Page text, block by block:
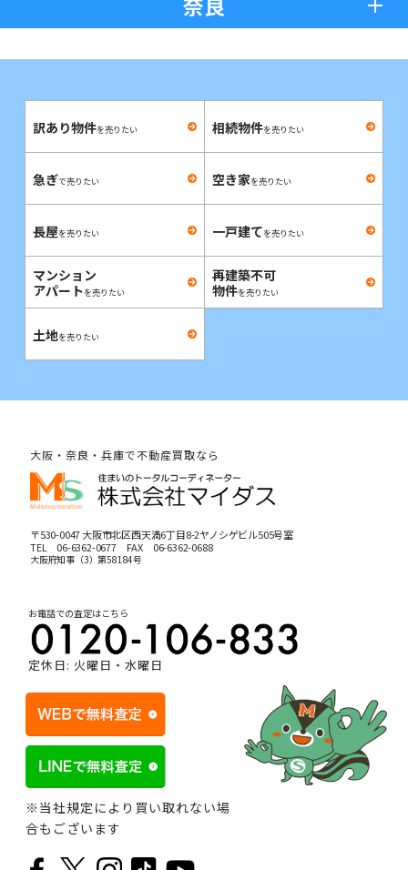
訳あり物件を売りたい 相続物件を売りたい
急ぎで売りたい 空き家を売りたい
長屋を売りたい 一戸建てを売りたい
マンション
アパートを売りたい
再建築不可
物件を売りたい
土地を売りたい
大阪・奈良・兵庫で不動産買取なら
〒530-0047 大阪市北区西天満6丁目8-2ヤノシゲビル505号室
TEL 06-6362-0677FAX 06-6362-0688
大阪府知事（3）第58184号
お電話での査定はこちら
定休日: 火曜日・水曜日
※当社規定により買い取れない場
合もございます